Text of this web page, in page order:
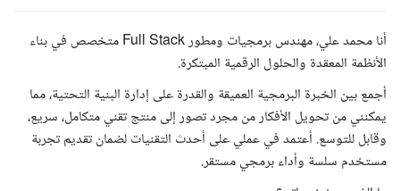
أنا محمد علي، مهندس برمجيات ومطور Full Stack متخصص في بناء
الأنظمة المعقدة والحلول الرقمية المبتكرة.
أجمع بين الخبرة البرمجية العميقة والقدرة على إدارة البنية التحتية، مما
يمكنني من تحويل الأفكار من مجرد تصور إلى منتج تقني متكامل، سريع،
وقابل للتوسع. أعتمد في عملي على أحدث التقنيات لضمان تقديم تجربة
مستخدم سلسة وأداء برمجي مستقر.